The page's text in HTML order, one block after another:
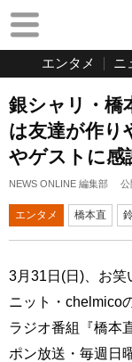
エンタメ ニ
銀シャリ・橋
は友達が作り
やゲストに感
NEWS ONLINE 編集部 公
エンタメ 橋本直
3月31日(日)、お
ニット・chelmico
ラジオ番組『橋本
ポン放送・毎週日